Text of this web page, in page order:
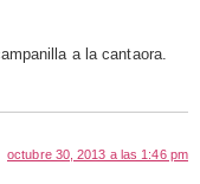
a la cantaora.
octubre 30, 2013 a las 1:46 pm